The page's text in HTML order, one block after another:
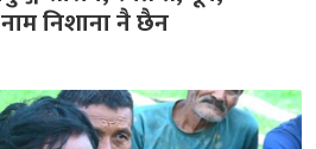
निशाना नै छैन